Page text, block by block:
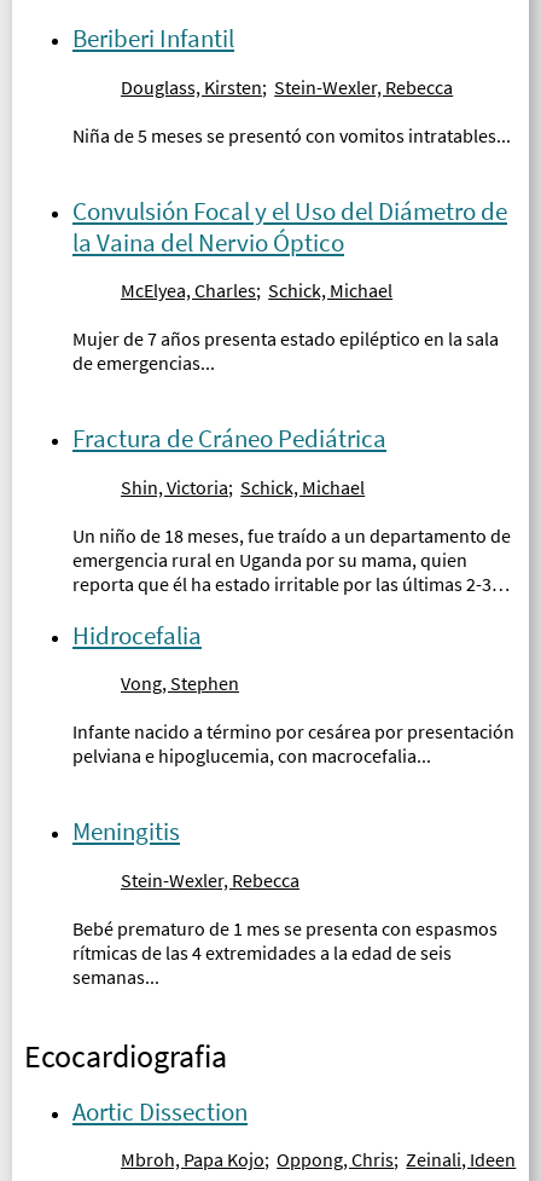
Beriberi Infantil
Douglass, Kirsten; Stein-Wexler, Rebecca
Niña de 5 meses se presentó con vomitos intratables...
Convulsión Focal y el Uso del Diámetro de
la Vaina del Nervio Óptico
McElyea, Charles; Schick, Michael
Mujer de 7 años presenta estado epiléptico en la sala
de emergencias...
Fractura de Cráneo Pediátrica
Shin, Victoria; Schick, Michael
Un niño de 18 meses, fue traído a un departamento de
emergencia rural en Uganda por su mama, quien
reporta que él ha estado irritable por las últimas 2-3
Hidrocefalia
Vong, Stephen
Infante nacido a término por cesárea por presentación
pelviana e hipoglucemia, con macrocefalia...
Meningitis
Stein-Wexler, Rebecca
Bebé prematuro de 1 mes se presenta con espasmos
rítmicas de las 4 extremidades a la edad de seis
semanas...
Ecocardiografia
Aortic Dissection
Mbroh, Papa Kojo; Oppong, Chris; Zeinali, Ideen